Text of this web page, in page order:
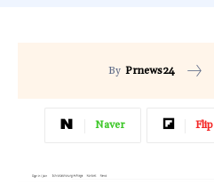
By Prnews24
Naver Flip